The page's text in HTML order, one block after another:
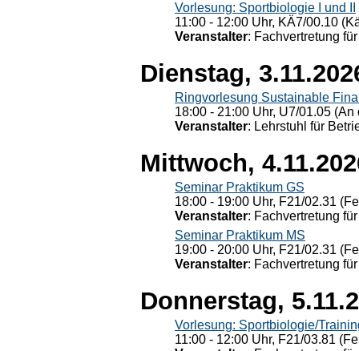
Vorlesung: Sportbiologie I und II
11:00 - 12:00 Uhr, KÄ7/00.10
Veranstalter: Fachvertretung
Dienstag,
Ringvorlesung Sustainable
18:00 - 21:00 Uhr, U7/01.05
Veranstalter: Lehrstuhl für
Mittwoch,
Seminar Praktikum GS
18:00 - 19:00 Uhr, F21/02.31
Veranstalter: Fachvertretung
Seminar Praktikum MS
19:00 - 20:00 Uhr, F21/02.31
Veranstalter: Fachvertretung
Donnerstag,
Vorlesung: Sportbiologie/
11:00 - 12:00 Uhr, F21/03.81